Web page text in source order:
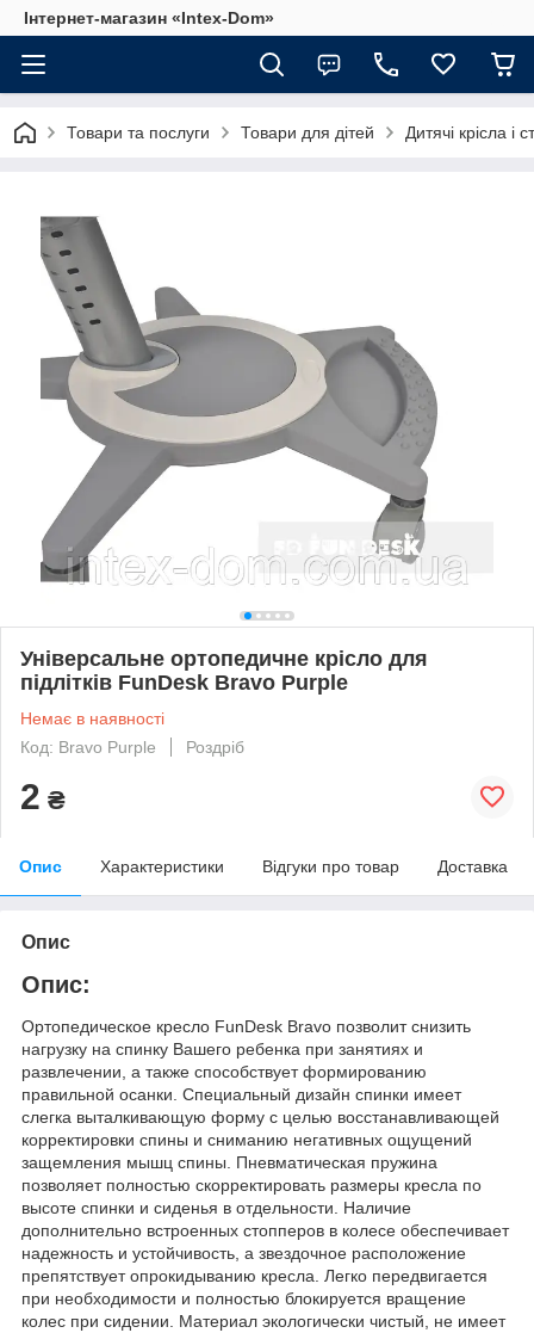
Інтернет-магазин «Intex-Dom»
Товари та послуги Товари для дітей Дитячі крісла і
Універсальне ортопедичне крісло для
підлітків FunDesk Bravo Purple
Немає в наявності
Код: Bravo Purple
Роздріб
2 ₴
Опис Характеристики Відгуки про товар Доставка
Опис
Опис:
Ортопедическое кресло FunDesk Bravo позволит снизить
нагрузку на спинку Вашего ребенка при занятиях и
развлечении, а также способствует формированию
правильной осанки. Специальный дизайн спинки имеет
слегка выталкивающую форму с целью восстанавливающей
корректировки спины и сниманию негативных ощущений
защемления мышц спины. Пневматическая пружина
позволяет полностью скорректировать размеры кресла по
высоте спинки и сиденья в отдельности. Наличие
дополнительно встроенных стопперов в колесе обеспечивает
надежность и устойчивость, а звездочное расположение
препятствует опрокидыванию кресла. Легко передвигается
при необходимости и полностью блокируется вращение
колес при сидении. Материал экологически чистый, не имеет